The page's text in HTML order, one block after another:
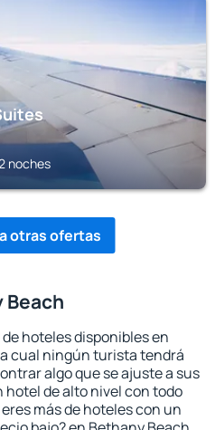
noches
otras ofertas
Beach
hoteles disponibles en
cual ningún turista tendrá
algo que se ajuste a sus
hotel de alto nivel con todo
más de hoteles con un